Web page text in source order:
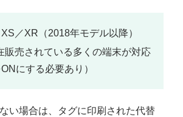
／XR（2018年モデル以降）
販売されている多くの端末が対応
にする必要あり）
い場合は、タグに印刷された代替